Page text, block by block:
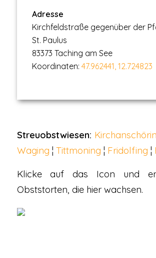
Adresse
Kirchfeldstraße gegenüber der
St. Paulus
83373 Taching am See
Koordinaten: 47.962441, 12.724823
Streuobstwiesen:
Waging ¦ Tittmoning ¦ Fridolfing ¦
Klicke auf das Icon und
Obststorten, die hier wachsen.